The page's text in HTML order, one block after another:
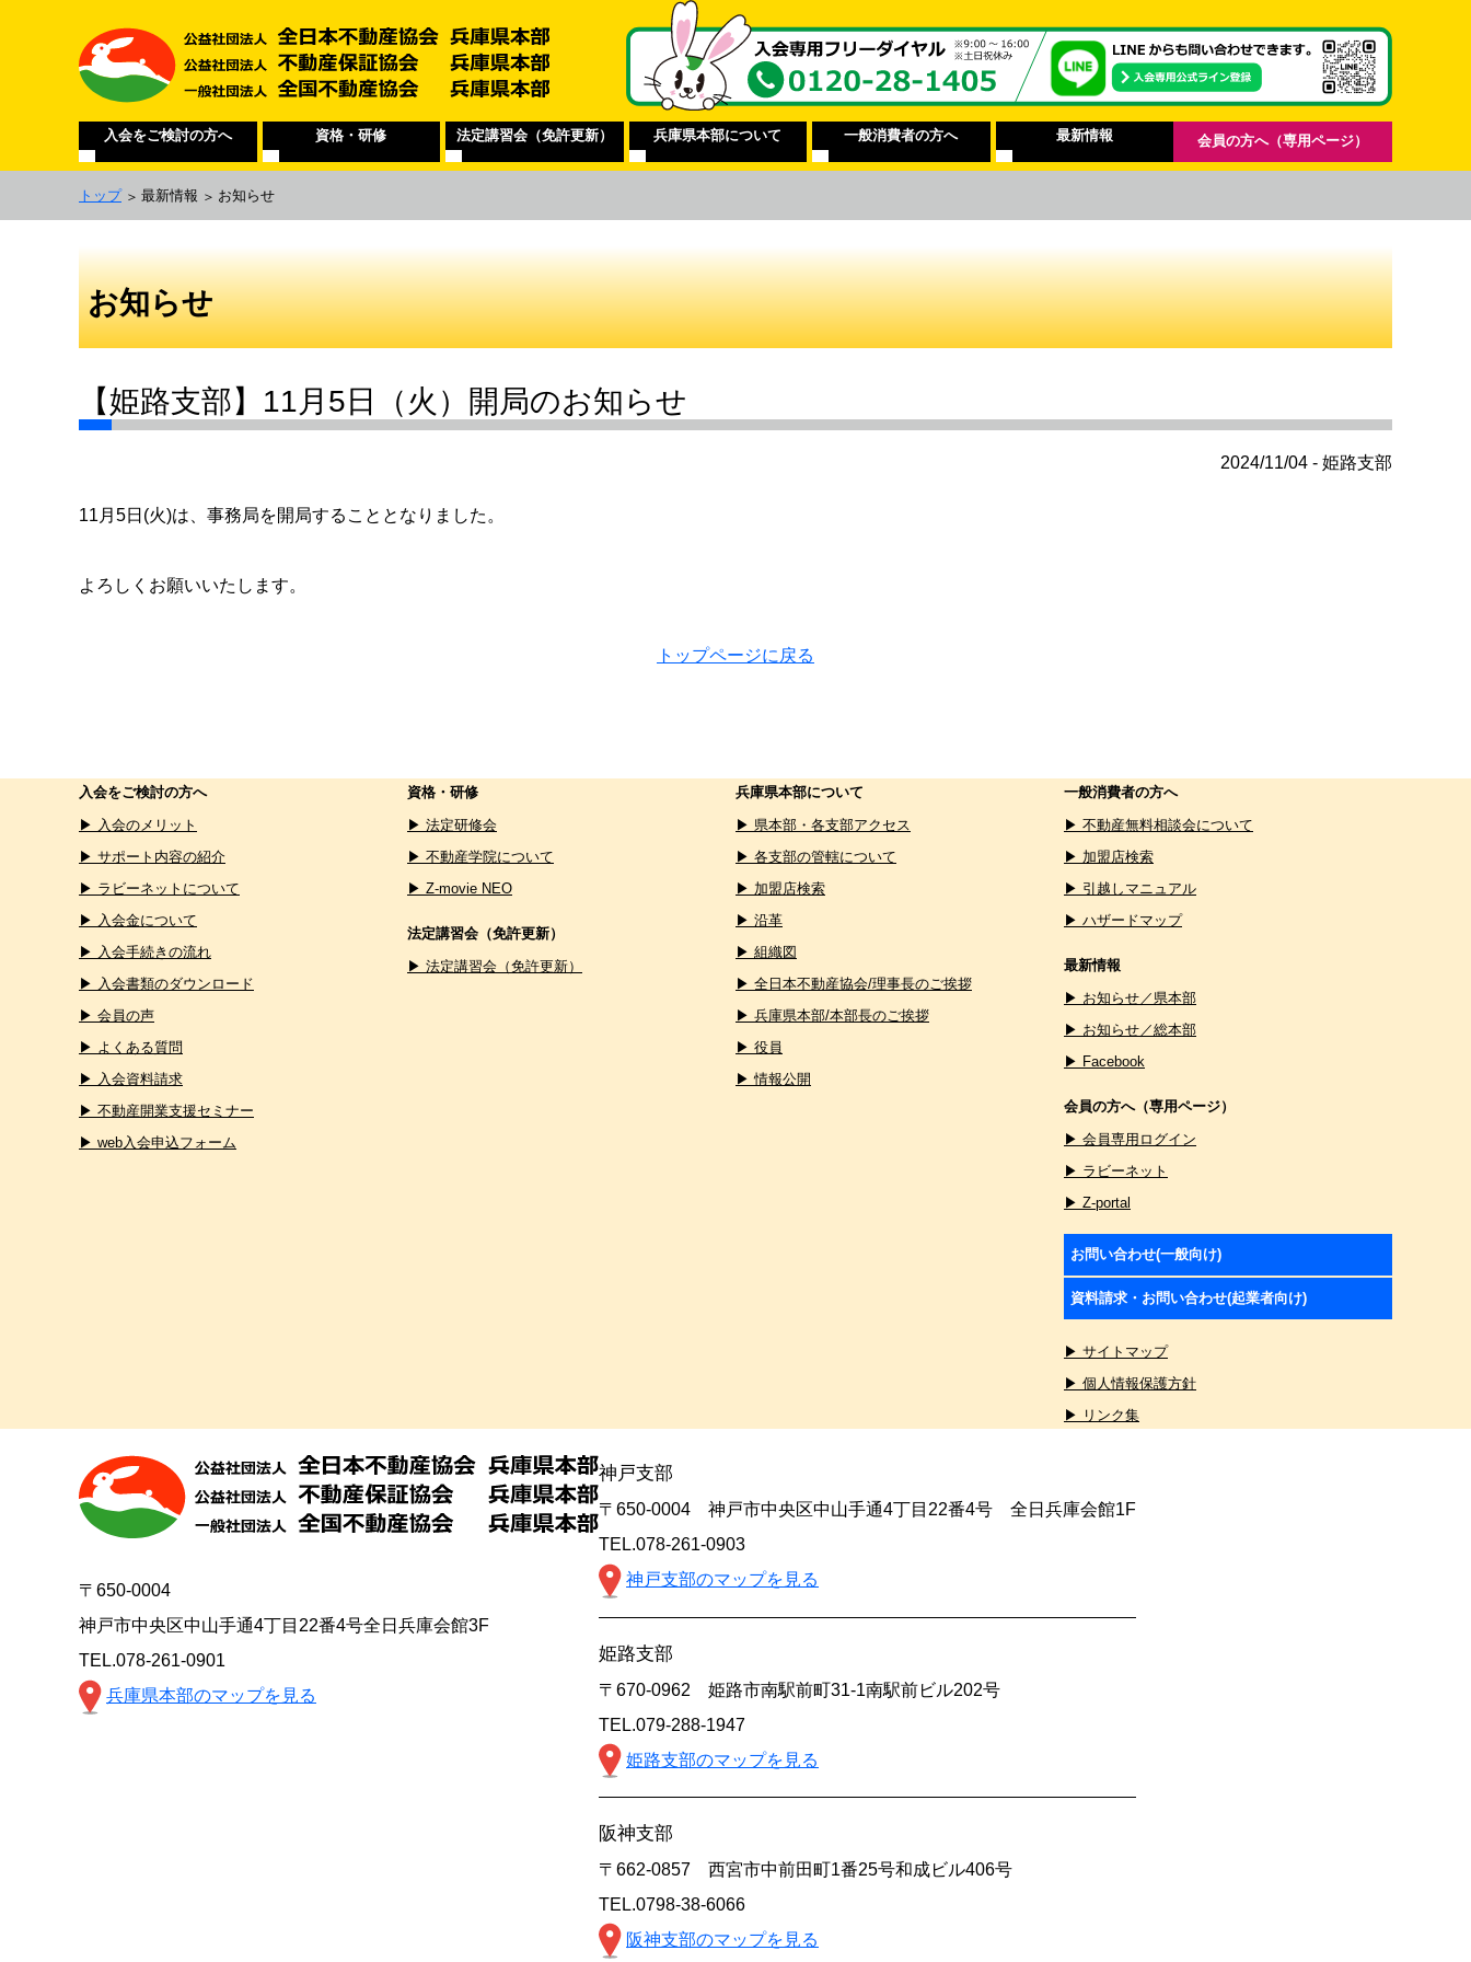
入会をご検討の方へ 資格・研修 法定講習会（免許更新） 兵庫県本部について 一般消費者の方へ 最新情報 会員の方へ（専用ページ）
トップ 最新情報 お知らせ
お知らせ
【姫路支部】11月5日（火）開局のお知らせ
2024/11/04 - 姫路支部
11月5日(火)は、事務局を開局することとなりました。
よろしくお願いいたします。
トップページに戻る
入会をご検討の方へ
▶ 入会のメリット
▶ サポート内容の紹介
▶ ラビーネットについて
▶ 入会金について
▶ 入会手続きの流れ
▶ 入会書類のダウンロード
▶ 会員の声
▶ よくある質問
▶ 入会資料請求
▶ 不動産開業支援セミナー
▶ web入会申込フォーム
資格・研修
▶ 法定研修会
▶ 不動産学院について
▶ Z-movie NEO
法定講習会（免許更新）
▶ 法定講習会（免許更新）
兵庫県本部について
▶ 県本部・各支部アクセス
▶ 各支部の管轄について
▶ 加盟店検索
▶ 沿革
▶ 組織図
▶ 全日本不動産協会/理事長のご挨拶
▶ 兵庫県本部/本部長のご挨拶
▶ 役員
▶ 情報公開
一般消費者の方へ
▶ 不動産無料相談会について
▶ 加盟店検索
▶ 引越しマニュアル
▶ ハザードマップ
最新情報
▶ お知らせ／県本部
▶ お知らせ／総本部
▶ Facebook
会員の方へ（専用ページ）
▶ 会員専用ログイン
▶ ラビーネット
▶ Z-portal
お問い合わせ(一般向け)
資料請求・お問い合わせ(起業者向け)
▶ サイトマップ
▶ 個人情報保護方針
▶ リンク集
〒650-0004
神戸市中央区中山手通4丁目22番4号全日兵庫会館3F
TEL.078-261-0901
兵庫県本部のマップを見る
神戸支部
〒650-0004 神戸市中央区中山手通4丁目22番4号 全日兵庫会館1F
TEL.078-261-0903
神戸支部のマップを見る
姫路支部
〒670-0962 姫路市南駅前町31-1南駅前ビル202号
TEL.079-288-1947
姫路支部のマップを見る
阪神支部
〒662-0857 西宮市中前田町1番25号和成ビル406号
TEL.0798-38-6066
阪神支部のマップを見る